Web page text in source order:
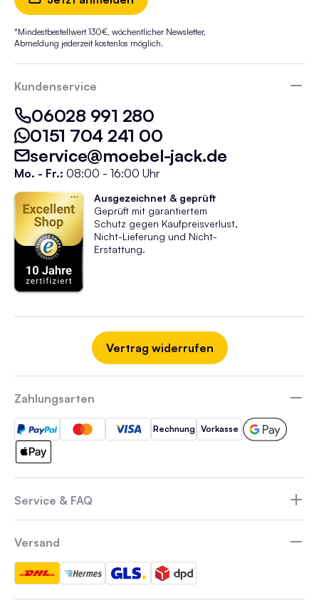
*Mindestbestellwert 130€, wöchentlicher Newsletter,
Abmeldung jederzeit kostenlos möglich.
Kundenservice
06028 991 280
0151 704 241 00
service@moebel-jack.de
Mo. - Fr.: 08:00 - 16:00 Uhr
Ausgezeichnet & geprüft
Geprüft mit garantiertem
Schutz gegen Kaufpreisverlust,
Nicht-Lieferung und Nicht-
Erstattung.
Vertrag widerrufen
Zahlungsarten
Rechnung Vorkasse
Service & FAQ
Versand